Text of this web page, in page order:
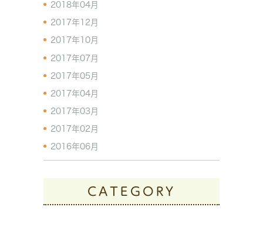
2018年04月
2017年12月
2017年10月
2017年07月
2017年05月
2017年04月
2017年03月
2017年02月
2016年06月
CATEGORY